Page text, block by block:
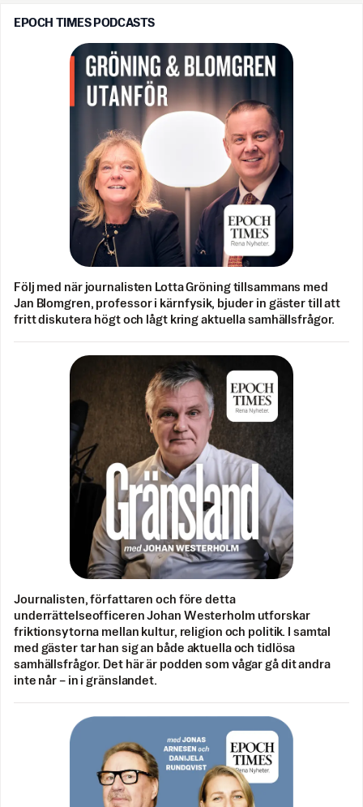
EPOCH TIMES PODCASTS
Följ med när journalisten Lotta Gröning tillsammans med
Jan Blomgren, professor i kärnfysik, bjuder in gäster till att
fritt diskutera högt och lågt kring aktuella samhällsfrågor.
Journalisten, författaren och före detta
underrättelseofficeren Johan Westerholm utforskar
friktionsytorna mellan kultur, religion och politik. I samtal
med gäster tar han sig an både aktuella och tidlösa
samhällsfrågor. Det här är podden som vågar gå dit andra
inte når – in i gränslandet.